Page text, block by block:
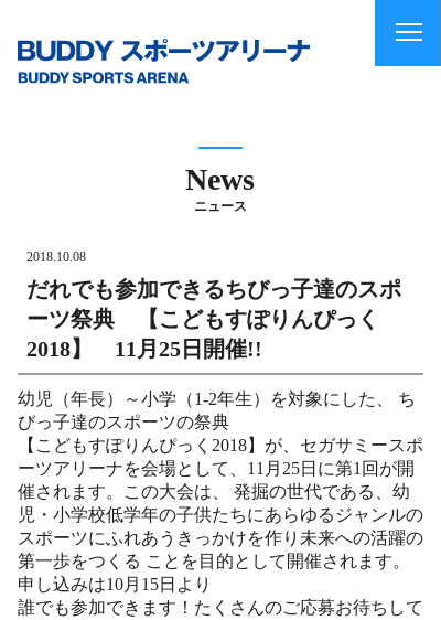
News
ニュース
2018.10.08
だれでも参加できるちびっ子達のスポ
ーツ祭典 【こどもすぽりんぴっく
2018】 11月25日開催!!
幼児（年長）～小学（1-2年生）を対象にした、 ち
びっ子達のスポーツの祭典
【こどもすぽりんぴっく2018】が、 セガサミースポ
ーツアリーナを会場として、 11月25日に第1回が開
催されます。この大会は、 発掘の世代である、幼
児・ 小学校低学年の子供たちにあらゆるジャンルの
スポーツにふれあう きっかけを作り未来への活躍の
第一歩をつくる ことを目的として開催されます。
申し込みは10月15日より
誰でも参加できます！たくさんのご応募お待ちして